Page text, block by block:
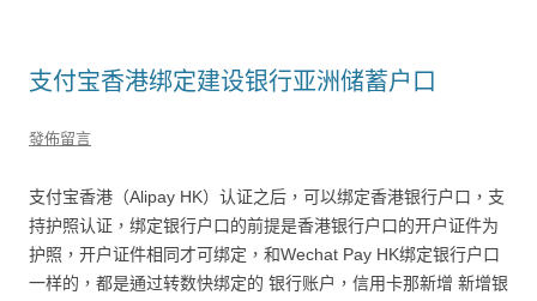
支付宝香港绑定建设银行亚洲储蓄户口
發佈留言
支付宝香港（Alipay HK）认证之后，可以绑定香港银行户口，支
持护照认证，绑定银行户口的前提是香港银行户口的开户证件为
护照，开户证件相同才可绑定，和Wechat Pay HK绑定银行户口
一样的，都是通过转数快绑定的 银行账户，信用卡那新增 新增银